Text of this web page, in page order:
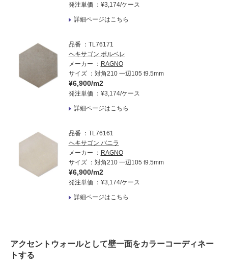
発注単価 ¥3,174/ケース
詳細ページはこちら
品番
TL76171
ヘキサゴン ポルベレ
メーカー
RAGNO
サイズ
対角210 一辺105 t9.5mm
¥6,900/m2
発注単価 ¥3,174/ケース
詳細ページはこちら
品番
TL76161
ヘキサゴン バニラ
メーカー
RAGNO
サイズ
対角210 一辺105 t9.5mm
¥6,900/m2
発注単価 ¥3,174/ケース
詳細ページはこちら
アクセントウォールとして壁一面をカラーコーディネー
トする